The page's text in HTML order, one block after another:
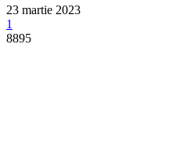
23 martie 2023
1
8895